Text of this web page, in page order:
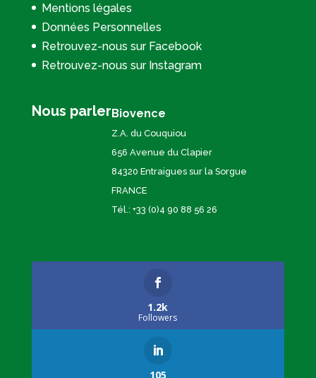
Mentions légales
Données Personnelles
Retrouvez-nous sur Facebook
Retrouvez-nous sur Instagram
Nous parlerBiovence
Z.A. du Couquiou
656 Avenue du Clapier
84320 Entraigues sur la Sorgue
FRANCE
Tél.: +33 (0)4 90 88 56 26
1.2k
Followers
105